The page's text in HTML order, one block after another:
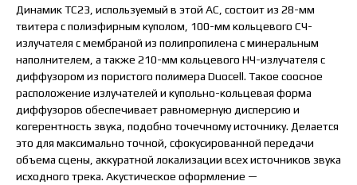
Динамик TC23, используемый в этой АС, состоит из 28-мм
твитера с полиэфирным куполом, 100-мм кольцевого СЧ-
излучателя с мембраной из полипропилена с минеральным
наполнителем, а также 210-мм кольцевого НЧ-излучателя с
диффузором из пористого полимера Duocell. Такое соосное
расположение излучателей и купольно-кольцевая форма
диффузоров обеспечивает равномерную дисперсию и
когерентность звука, подобно точечному источнику. Делается
это для максимально точной, сфокусированной передачи
объема сцены, аккуратной локализации всех источников звука
исходного трека. Акустическое оформление —